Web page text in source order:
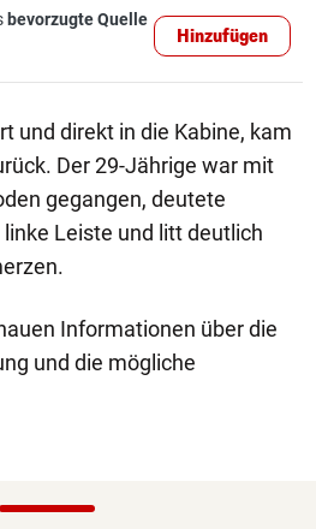
bevorzugte Quelle
Hinzufügen
und direkt in die Kabine, kam
Der 29-Jährige war mit
gegangen, deutete
Leiste und litt deutlich
Informationen über die
und die mögliche